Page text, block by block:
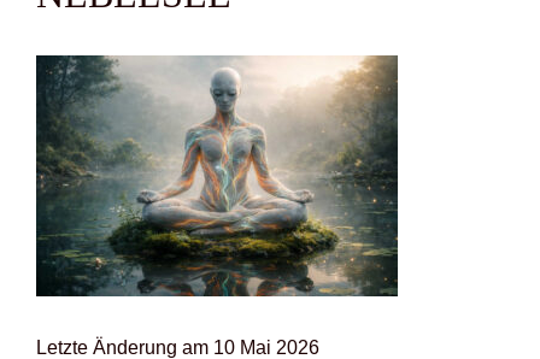
Letz­te Ände­rung am 10 Mai 2026